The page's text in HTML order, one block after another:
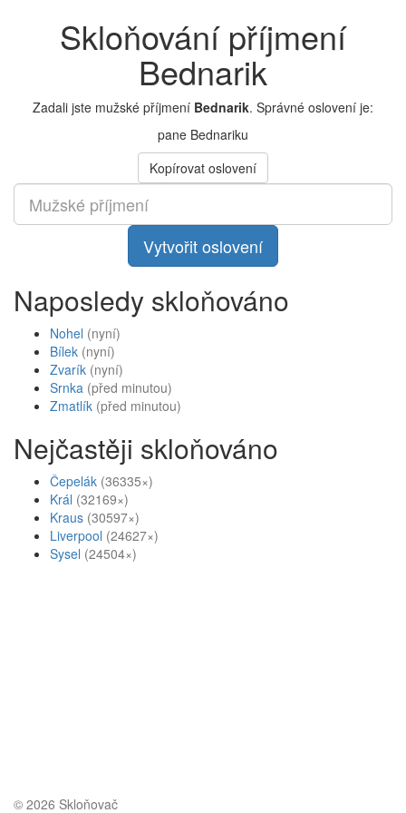
Skloňování příjmení
Bednarik
Zadali jste mužské příjmení Bednarik. Správné oslovení je:
pane Bednariku
Kopírovat oslovení
Vytvořit oslovení
Naposledy skloňováno
Nohel (nyní)
Bílek (nyní)
Zvarík (nyní)
Srnka (před minutou)
Zmatlík (před minutou)
Nejčastěji skloňováno
Čepelák (36335×)
Král (32169×)
Kraus (30597×)
Liverpool (24627×)
Sysel (24504×)
© 2026 Skloňovač